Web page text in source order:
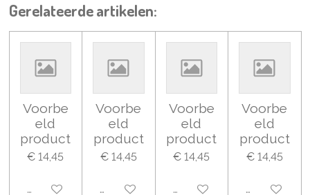
Gerelateerde artikelen:
Voorbe
eld
product
€ 14,45
Uitgeschakeld
Voorbe
eld
product
€ 14,45
Uitgeschakeld
Voorbe
eld
product
€ 14,45
Uitgeschakeld
Voorbe
eld
product
€ 14,45